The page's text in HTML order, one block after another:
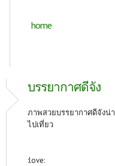
home
บรรยากาศดีจัง
ภาพสวยบรรยากาศดีจังน่า
ไปเที่ยว
:love: